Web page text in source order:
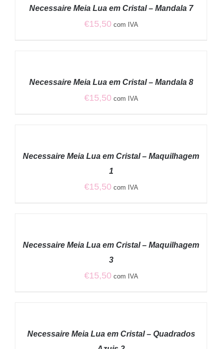
DETALHES
Necessaire Meia Lua em Cristal – Mandala 7
€15,50 com IVA
DETALHES
Necessaire Meia Lua em Cristal – Mandala 8
€15,50 com IVA
DETALHES
Necessaire Meia Lua em Cristal – Maquilhagem
1
€15,50 com IVA
DETALHES
Necessaire Meia Lua em Cristal – Maquilhagem
3
€15,50 com IVA
DETALHES
Necessaire Meia Lua em Cristal – Quadrados